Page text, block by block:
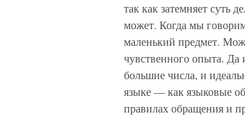
так как затемняет суть
может. Когда мы
маленький предмет.
чувственного опыта. Да
большие числа, и
языке — как языковые
правилах обращения и